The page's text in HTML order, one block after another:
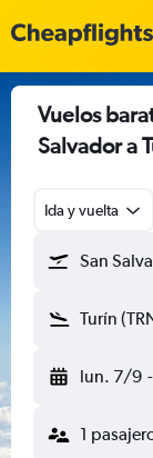
Vuelos
Salvador a
Ida y vuelta
San
Turín
lun. 7/9 -
1